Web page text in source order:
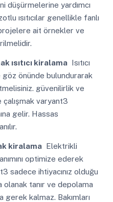
düşürmelerine yardımcı
ısıtıcılar genellikle fanlı
ait örnekler ve
ısıtıcı kiralamaIsıtıcı
önünde bulundurarak
güvenilirlik ve
varyant3
gelir. Hassas
kiralamaElektrikli
optimize ederek
sadece ihtiyacınız olduğu
olanak tanır ve depolama
gerek kalmaz. Bakımları